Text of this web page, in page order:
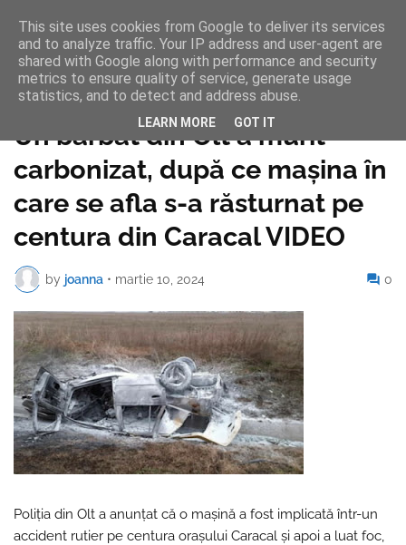
Pagina de pornire
Un bărbat din Olt a murit
carbonizat, după ce mașina în
care se afla s-a răsturnat pe
centura din Caracal VIDEO
by joanna • martie 10, 2024 0
Poliția din Olt a anunțat că o maşină a fost implicată într-un
accident rutier pe centura oraşului Caracal şi apoi a luat foc,
This site uses cookies from Google to deliver its services
and to analyze traffic. Your IP address and user-agent are
shared with Google along with performance and security
metrics to ensure quality of service, generate usage
statistics, and to detect and address abuse.
LEARN MORE GOT IT